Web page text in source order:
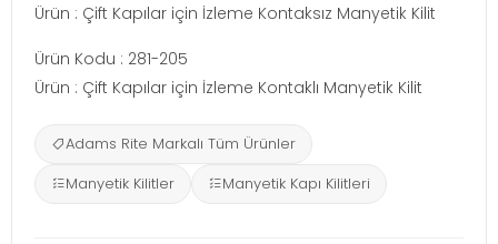
Ürün : Çift Kapılar için İzleme Kontaksız Manyetik Kilit
Ürün Kodu : 281-205
Ürün : Çift Kapılar için İzleme Kontaklı Manyetik Kilit
Adams Rite Markalı Tüm Ürünler
Manyetik Kilitler
Manyetik Kapı Kilitleri